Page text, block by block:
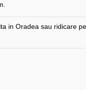
in Oradea sau ridicare